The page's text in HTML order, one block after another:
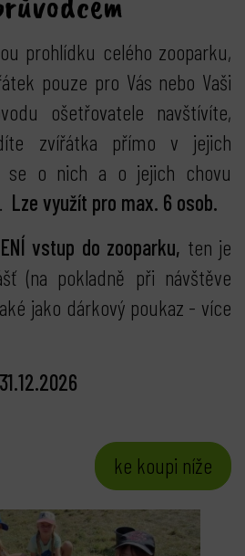
prohlídku celého zooparku,
pouze pro Vás nebo Vaši
ošetřovatele navštívíte,
zvířátka přímo v jejich
se o nich a o jejich chovu
Lze využít pro max. 6 osob.
vstup do zooparku, ten je
(na pokladně při návštěve
jako dárkový poukaz - více
ke koupi níže